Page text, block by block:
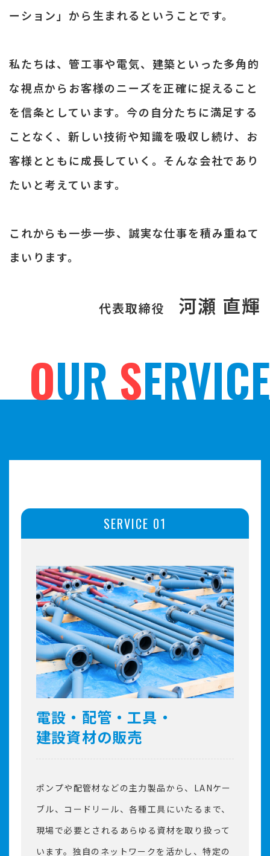
ーション」から生まれるということです。
私たちは、管工事や電気、建築といった多角的
な視点からお客様のニーズを正確に捉えること
を信条としています。今の自分たちに満足する
ことなく、新しい技術や知識を吸収し続け、お
客様とともに成長していく。そんな会社であり
たいと考えています。
これからも一歩一歩、誠実な仕事を積み重ねて
まいります。
代表取締役 河瀬 直輝
OUR SERVICE
電設・配管・工具・
建設資材の販売
ポンプや配管材などの主力製品から、LANケー
ブル、コードリール、各種工具にいたるまで、
現場で必要とされるあらゆる資材を取り扱って
います。独自のネットワークを活かし、特定の